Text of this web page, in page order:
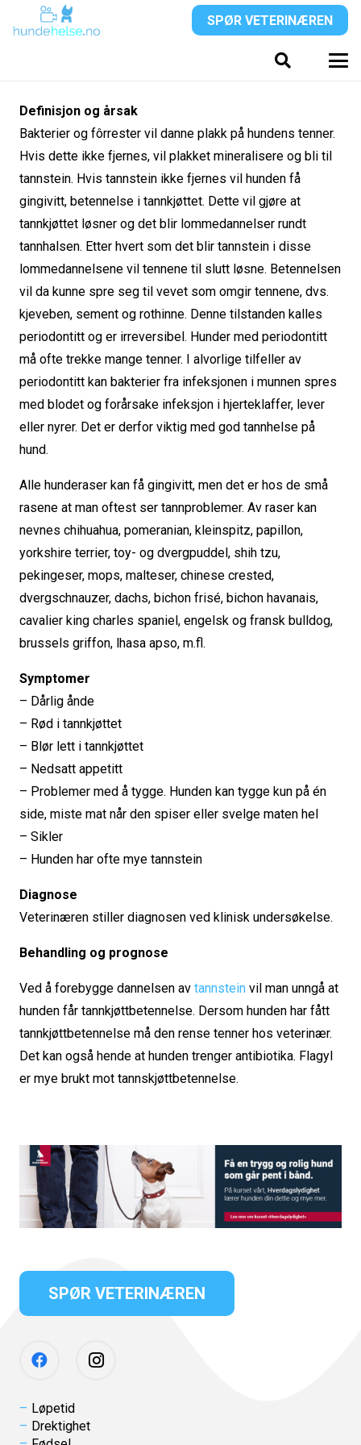
SPØR VETERINÆREN
Definisjon og årsak
Bakterier og fôrrester vil danne plakk på hundens tenner.
Hvis dette ikke fjernes, vil plakket mineralisere og bli til
tannstein. Hvis tannstein ikke fjernes vil hunden få
gingivitt, betennelse i tannkjøttet. Dette vil gjøre at
tannkjøttet løsner og det blir lommedannelser rundt
tannhalsen. Etter hvert som det blir tannstein i disse
lommedannelsene vil tennene til slutt løsne. Betennelsen
vil da kunne spre seg til vevet som omgir tennene, dvs.
kjeveben, sement og rothinne. Denne tilstanden kalles
periodontitt og er irreversibel. Hunder med periodontitt
må ofte trekke mange tenner. I alvorlige tilfeller av
periodontitt kan bakterier fra infeksjonen i munnen spres
med blodet og forårsake infeksjon i hjerteklaffer, lever
eller nyrer. Det er derfor viktig med god tannhelse på
hund.
Alle hunderaser kan få gingivitt, men det er hos de små
rasene at man oftest ser tannproblemer. Av raser kan
nevnes chihuahua, pomeranian, kleinspitz, papillon,
yorkshire terrier, toy- og dvergpuddel, shih tzu,
pekingeser, mops, malteser, chinese crested,
dvergschnauzer, dachs, bichon frisé, bichon havanais,
cavalier king charles spaniel, engelsk og fransk bulldog,
brussels griffon, lhasa apso, m.fl.
Symptomer
– Dårlig ånde
– Rød i tannkjøttet
– Blør lett i tannkjøttet
– Nedsatt appetitt
– Problemer med å tygge. Hunden kan tygge kun på én
side, miste mat når den spiser eller svelge maten hel
– Sikler
– Hunden har ofte mye tannstein
Diagnose
Veterinæren stiller diagnosen ved klinisk undersøkelse.
Behandling og prognose
Ved å forebygge dannelsen av tannstein vil man unngå at
hunden får tannkjøttbetennelse. Dersom hunden har fått
tannkjøttbetennelse må den rense tenner hos veterinær.
Det kan også hende at hunden trenger antibiotika. Flagyl
er mye brukt mot tannskjøttbetennelse.
SPØR VETERINÆREN
Løpetid
Drektighet